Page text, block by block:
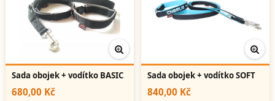
Sada obojek + vodítko BASIC
680,00 Kč
Sada obojek + vodítko SOFT
840,00 Kč